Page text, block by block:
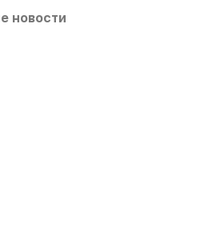
новости